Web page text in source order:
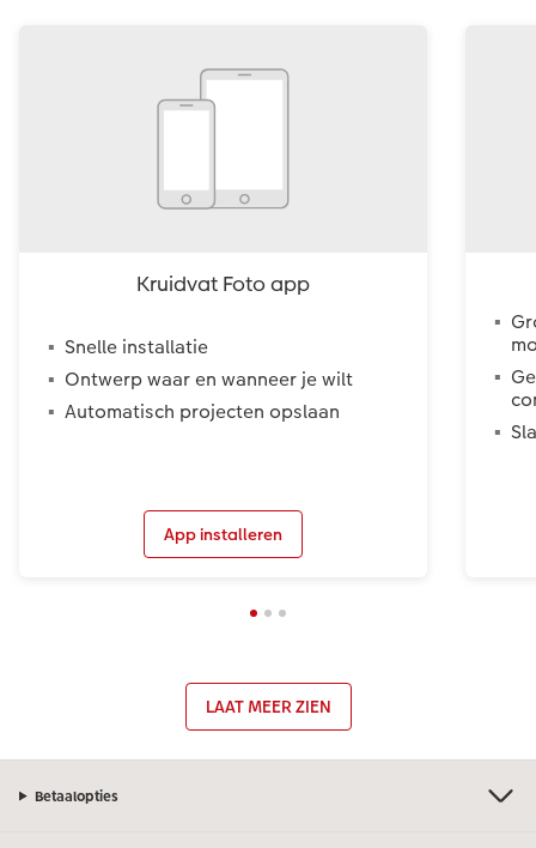
Kruidvat Foto app
Snelle installatie
Ontwerp waar en wanneer je wilt
Automatisch projecten opslaan
App installeren
LAAT MEER ZIEN
Betaalopties